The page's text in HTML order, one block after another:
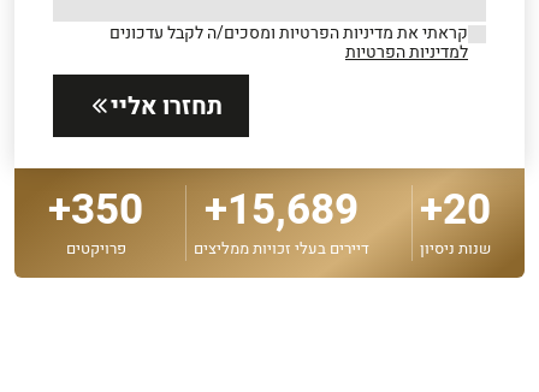
קראתי את מדיניות הפרטיות ומסכים/ה לקבל עדכונים
למדיניות הפרטיות
תחזרו אליי
20+
שנות ניסיון
15,689+
דיירים בעלי זכויות ממליצים
350+
פרויקטים